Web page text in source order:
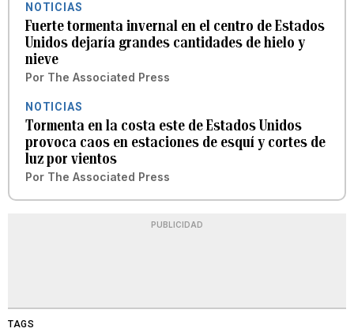
NOTICIAS
Fuerte tormenta invernal en el centro de Estados
Unidos dejaría grandes cantidades de hielo y
nieve
Por The Associated Press
NOTICIAS
Tormenta en la costa este de Estados Unidos
provoca caos en estaciones de esquí y cortes de
luz por vientos
Por The Associated Press
PUBLICIDAD
TAGS